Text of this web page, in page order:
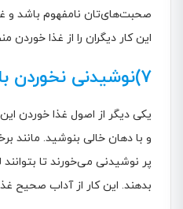
صحبت‌های‌تان نامفهوم باشد و
این کار دیگران را از غذا
7)نوشیدنی نخوردن با دهان پر
یکی دیگر از اصول غذا خوردن
و با دهان خالی بنوشید. مانند
پر نوشیدنی می‌خورند تا
بدهند. این کار از آداب صحیح